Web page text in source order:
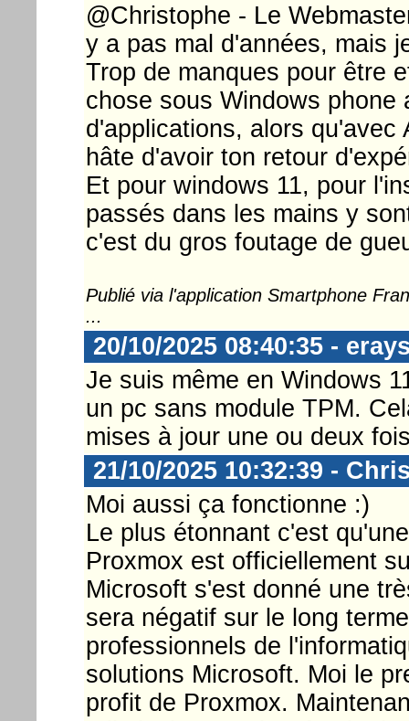
@Christophe - Le
y a pas mal d'années, mais
Trop de manques pour être
chose sous Windows phone
d'applications, alors qu'avec
hâte d'avoir ton retour
Et pour windows 11, pour
passés dans les mains y
c'est du gros foutage de
Publié via l'application Smartphone
...
20/10/2025 08:40:35 -
Je suis même en Windows
un pc sans module TPM.
mises à jour une ou deux
21/10/2025 10:32:39 -
Moi aussi ça fonctionne :)
Le plus étonnant c'est
Proxmox est officiellement
Microsoft s'est donné une
sera négatif sur le long
professionnels de
solutions Microsoft. Moi le
profit de Proxmox.